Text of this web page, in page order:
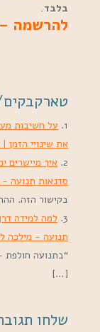
בלבד.
להרשמה –
על חשיבות
את שינויי הזמן
איך מיישרים
סדנאות תנועה -
בקישור הזה.
למה למידה
תנועה - מילכה
“בתנועה
[…]
שלחו